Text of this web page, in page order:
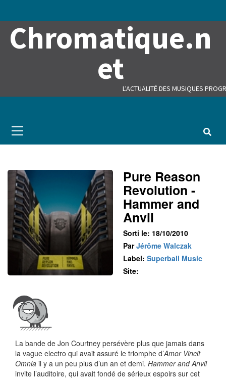
Chromatique.n
et
L'ACTUALITÉ DES MUSIQUES
Menu
Pure Reason
Revolution -
Hammer and
Anvil
Sorti le: 18/10/2010
ParJérôme Walczak
Label: Superball Music
Site:
La bande de Jon Courtney persévère plus que jamais dans
la vague electro qui avait assuré le triomphe d’Amor Vincit
Omnia il y a un peu plus d’un an et demi. Hammer and Anvil
invite l’auditoire, qui avait fondé de sérieux espoirs sur cet